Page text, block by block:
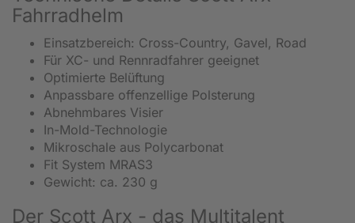
Fahrradhelm
Einsatzbereich: Cross-Country, Gavel, Road
Für XC- und Rennradfahrer geeignet
Optimierte Belüftung
Anpassbare offenzellige Polsterung
Abnehmbares Visier
In-Mold-Technologie
Mikroschale aus Polycarbonat
Fit System MRAS3
Gewicht: ca. 230 g
Der Scott Arx - das Multitalent